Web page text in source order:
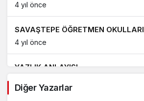
4 yıl önce
SAVAŞTEPE ÖĞRETMEN OKULLARI
4 yıl önce
YAZLIK ANLAYIŞI
Diğer Yazarlar